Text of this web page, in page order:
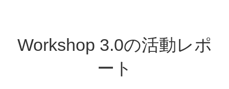
Workshop 3.0の活動レポ
ート